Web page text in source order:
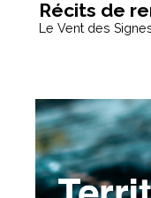
Récits de
Le Vent des